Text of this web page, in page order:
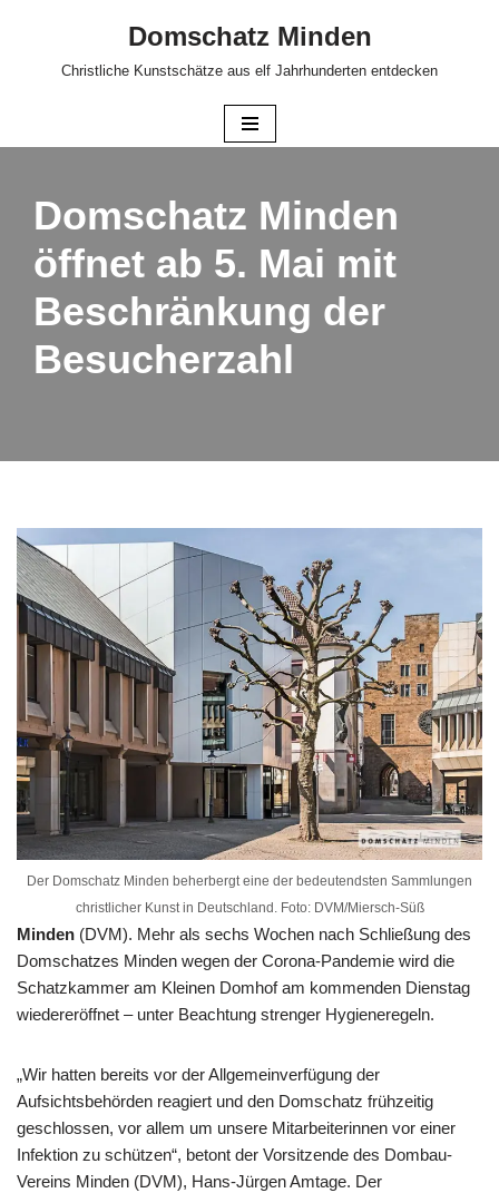
Domschatz Minden
Christliche Kunstschätze aus elf Jahrhunderten entdecken
Domschatz Minden
öffnet ab 5. Mai mit
Beschränkung der
Besucherzahl
Der Domschatz Minden beherbergt eine der bedeutendsten Sammlungen
christlicher Kunst in Deutschland. Foto: DVM/Miersch-Süß
Minden (DVM). Mehr als sechs Wochen nach Schließung des
Domschatzes Minden wegen der Corona-Pandemie wird die
Schatzkammer am Kleinen Domhof am kommenden Dienstag
wiedereröffnet – unter Beachtung strenger Hygieneregeln.
„Wir hatten bereits vor der Allgemeinverfügung der
Aufsichtsbehörden reagiert und den Domschatz frühzeitig
geschlossen, vor allem um unsere Mitarbeiterinnen vor einer
Infektion zu schützen“, betont der Vorsitzende des Dombau-
Vereins Minden (DVM), Hans-Jürgen Amtage. Der